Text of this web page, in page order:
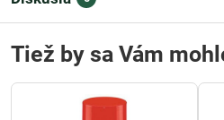
Tiež by sa Vám